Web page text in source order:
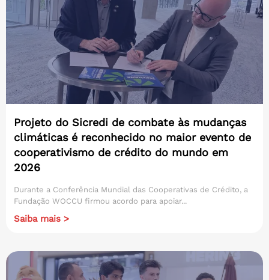
Projeto do Sicredi de combate às mudanças
climáticas é reconhecido no maior evento de
cooperativismo de crédito do mundo em
2026
Durante a Conferência Mundial das Cooperativas de Crédito, a
Fundação WOCCU firmou acordo para apoiar...
Saiba mais >